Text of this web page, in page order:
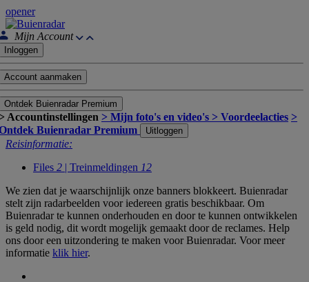
opener
Mijn Account
Inloggen
Account aanmaken
Ontdek Buienradar Premium
Accountinstellingen > Mijn foto's en video's > Voordeelacties >
Buienradar Premium
Uitloggen
Reisinformatie:
Files 2 | Treinmeldingen 12
We zien dat je waarschijnlijk onze banners blokkeert. Buienradar
stelt zijn radarbeelden voor iedereen gratis beschikbaar. Om
Buienradar te kunnen onderhouden en door te kunnen ontwikkelen
is geld nodig, dit wordt mogelijk gemaakt door de reclames. Help
ons door een uitzondering te maken voor Buienradar. Voor meer
informatie klik hier.